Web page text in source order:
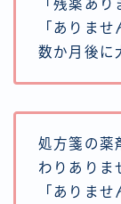
「残薬あ
「ありま
数か月後に
処方箋の薬
わりありま
「ありま